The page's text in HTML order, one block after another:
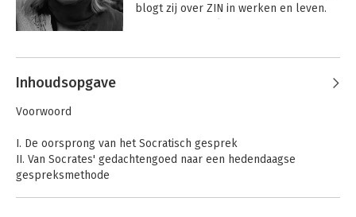
blogt zij over ZIN in werken en leven.
de overheid en als zelfstandig uitgever
systemisch werk.
Inhoudsopgave
Voorwoord
I. De oorsprong van het Socratisch gesprek
II. Van Socrates' gedachtengoed naar een hedendaagse
gespreksmethode